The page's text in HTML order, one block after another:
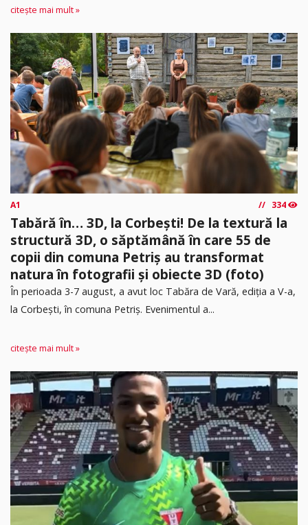
citește mai mult »
A1 334
Tabără în… 3D, la Corbești! De la textură la
structură 3D, o săptămână în care 55 de
copii din comuna Petriș au transformat
natura în fotografii și obiecte 3D (foto)
În perioada 3-7 august, a avut loc Tabăra de Vară, ediția a V-a,
la Corbești, în comuna Petriș. Evenimentul a...
citește mai mult »